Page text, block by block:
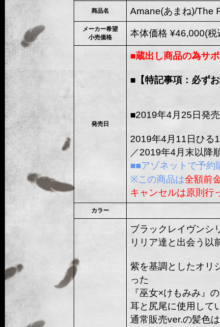
商品名 Amane(あまね)/The
メーカー希望
小売価格
本体価格 ¥46,000(
発売日
■蔵出し商品の為サ
■【特記事項：必ず
■2019年4月25日発
2019年4月11日ひる
／2019年4月末以降
■■アゾネットで予約
※この商品は全額前
キャンセルは原則行
カラー
ブラックレイヴンシ
リリア達と出会う以
紫を基調としたオリ
った
『巫女×けもみみ』
耳と尻尾に使用して
通常販売ver.の髪色